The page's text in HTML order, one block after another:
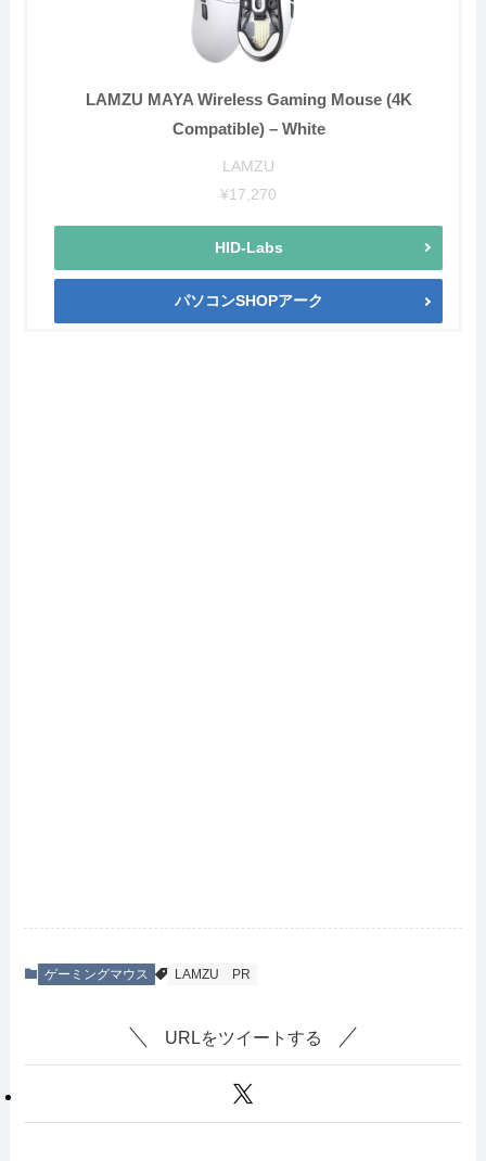
LAMZU MAYA Wireless Gaming Mouse (4K
Compatible) – White
LAMZU
¥17,270
HID-Labs
パソコンSHOPアーク
ゲーミングマウス LAMZU PR
URLをツイートする